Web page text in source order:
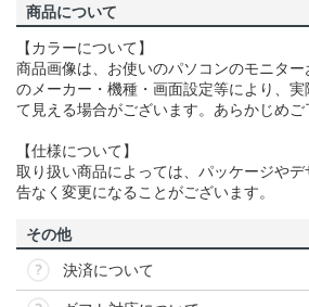
商品について
【カラーについて】
商品画像は、お使いのパソコンのモニタ
のメーカー・機種・画面設定等により、
て見える場合がございます。あらかじめご
【仕様について】
取り扱い商品によっては、パッケージや
告なく変更になることがございます。
その他
決済について